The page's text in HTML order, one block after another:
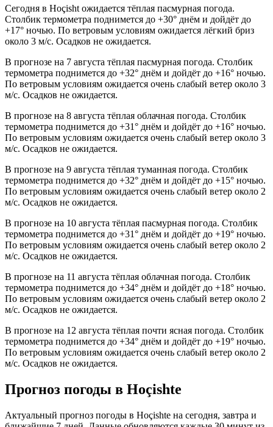
Сегодня в Hoçisht ожидается тёплая пасмурная погода.
Столбик термометра поднимется до +30° днём и дойдёт до
+17° ночью. По ветровым условиям ожидается лёгкий бриз
около 3 м/с. Осадков не ожидается.
В прогнозе на 7 августа тёплая пасмурная погода. Столбик
термометра поднимется до +32° днём и дойдёт до +16° ночью.
По ветровым условиям ожидается очень слабый ветер около 3
м/с. Осадков не ожидается.
В прогнозе на 8 августа тёплая облачная погода. Столбик
термометра поднимется до +31° днём и дойдёт до +16° ночью.
По ветровым условиям ожидается очень слабый ветер около 3
м/с. Осадков не ожидается.
В прогнозе на 9 августа тёплая туманная погода. Столбик
термометра поднимется до +32° днём и дойдёт до +15° ночью.
По ветровым условиям ожидается очень слабый ветер около 2
м/с. Осадков не ожидается.
В прогнозе на 10 августа тёплая пасмурная погода. Столбик
термометра поднимется до +31° днём и дойдёт до +19° ночью.
По ветровым условиям ожидается очень слабый ветер около 2
м/с. Осадков не ожидается.
В прогнозе на 11 августа тёплая облачная погода. Столбик
термометра поднимется до +34° днём и дойдёт до +18° ночью.
По ветровым условиям ожидается очень слабый ветер около 2
м/с. Осадков не ожидается.
В прогнозе на 12 августа тёплая почти ясная погода. Столбик
термометра поднимется до +34° днём и дойдёт до +19° ночью.
По ветровым условиям ожидается очень слабый ветер около 2
м/с. Осадков не ожидается.
Прогноз погоды в Hoçishtе
Актуальный прогноз погоды в Hoçishtе на сегодня, завтра и